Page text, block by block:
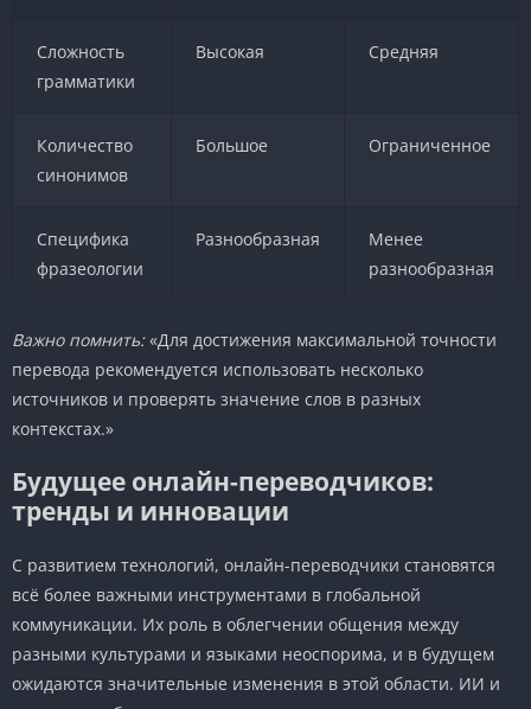
Сложность
грамматики
Высокая Средняя
Количество
синонимов
Большое Ограниченное
Специфика
фразеологии
Разнообразная
Менее
разнообразная
Важно помнить:«Для достижения максимальной точности
перевода рекомендуется использовать несколько
источников и проверять значение слов в разных
контекстах.»
Будущее онлайн-переводчиков:
тренды и инновации
С развитием технологий, онлайн-переводчики становятся
всё более важными инструментами в глобальной
коммуникации. Их роль в облегчении общения между
разными культурами и языками неоспорима, и в будущем
ожидаются значительные изменения в этой области. ИИ и